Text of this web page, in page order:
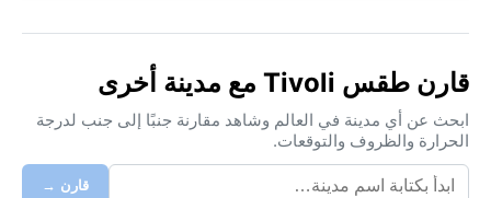
قارن طقس Tivoli مع مدينة أخرى
ابحث عن أي مدينة في العالم وشاهد مقارنة جنبًا إلى جنب لدرجة
الحرارة والظروف والتوقعات.
قارن →